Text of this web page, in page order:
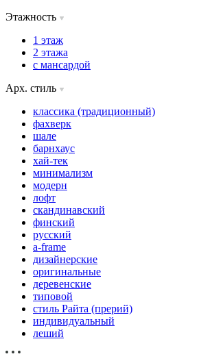
Этажность
1 этаж
2 этажа
с мансардой
Арх. стиль
классика (традиционный)
фахверк
шале
барнхаус
хай-тек
минимализм
модерн
лофт
скандинавский
финский
русский
a-frame
дизайнерские
оригинальные
деревенские
типовой
стиль Райта (прерий)
индивидуальный
леший